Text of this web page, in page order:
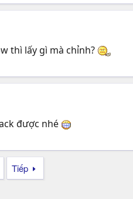
thì lấy gì mà chỉnh?
được nhé
Tiếp